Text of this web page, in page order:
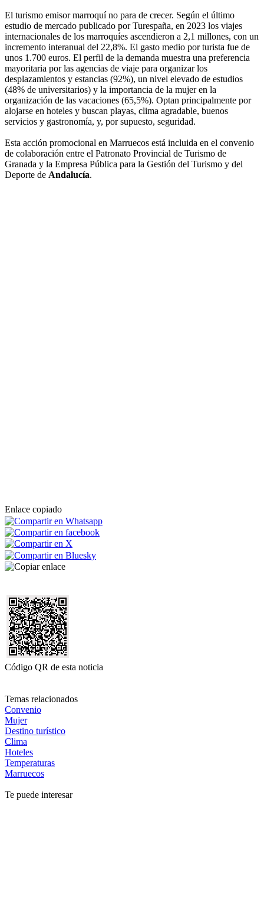
El turismo emisor marroquí no para de crecer. Según el último
estudio de mercado publicado por Turespaña, en 2023 los viajes
internacionales de los marroquíes ascendieron a 2,1 millones, con un
incremento interanual del 22,8%. El gasto medio por turista fue de
unos 1.700 euros. El perfil de la demanda muestra una preferencia
mayoritaria por las agencias de viaje para organizar los
desplazamientos y estancias (92%), un nivel elevado de estudios
(48% de universitarios) y la importancia de la mujer en la
organización de las vacaciones (65,5%). Optan principalmente por
alojarse en hoteles y buscan playas, clima agradable, buenos
servicios y gastronomía, y, por supuesto, seguridad.
Esta acción promocional en Marruecos está incluida en el convenio
de colaboración entre el Patronato Provincial de Turismo de
Granada y la Empresa Pública para la Gestión del Turismo y del
Deporte de Andalucía.
Enlace copiado
Código QR de esta noticia
Temas relacionados
Convenio
Mujer
Destino turístico
Clima
Hoteles
Temperaturas
Marruecos
Te puede interesar